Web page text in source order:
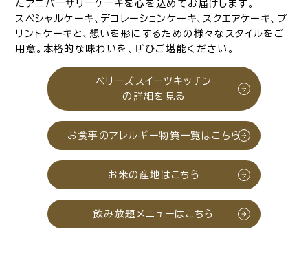
たアニバーサリーケーキを心を込めてお届けします。
スペシャルケーキ、デコレーションケーキ、スクエアケーキ、プ
リントケーキと、想いを形にするための様々なスタイルをご
用意。本格的な味わいを、ぜひご堪能ください。
ベリーズスイーツキッチン
の詳細を見る
お食事のアレルギー物質一覧はこちら
お米の産地はこちら
飲み放題メニューはこちら